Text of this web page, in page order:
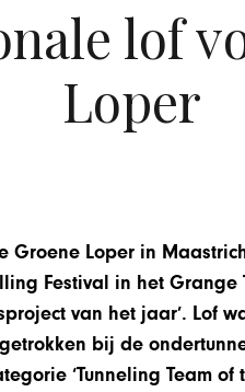
lof
Loper
Groene Loper in
Festival in het Grange
van het jaar’. Lof
bij de
‘Tunneling Team of